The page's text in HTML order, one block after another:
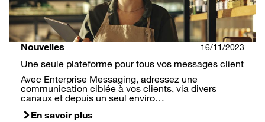
Nouvelles 16/11/2023
Une seule plateforme pour tous vos messages client
Avec Enterprise Messaging, adressez une
communication ciblée à vos clients, via divers
canaux et depuis un seul enviro…
En savoir plus